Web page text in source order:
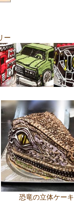
ー
恐竜の立体ケーキ